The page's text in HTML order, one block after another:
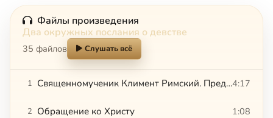
Файлы произведения
Два окружных послания о девстве
35 файлов Слушать всё
1 Священномученик Климент Римский. Предварительные сведения4:17
2 Обращение ко Христу 1:08